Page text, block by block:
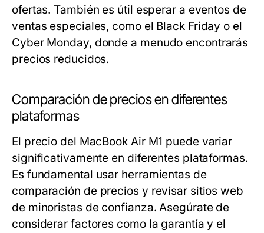
ofertas. También es útil esperar a eventos de
ventas especiales, como el Black Friday o el
Cyber Monday, donde a menudo encontrarás
precios reducidos.
Comparación de precios en diferentes
plataformas
El precio del MacBook Air M1 puede variar
significativamente en diferentes plataformas.
Es fundamental usar herramientas de
comparación de precios y revisar sitios web
de minoristas de confianza. Asegúrate de
considerar factores como la garantía y el